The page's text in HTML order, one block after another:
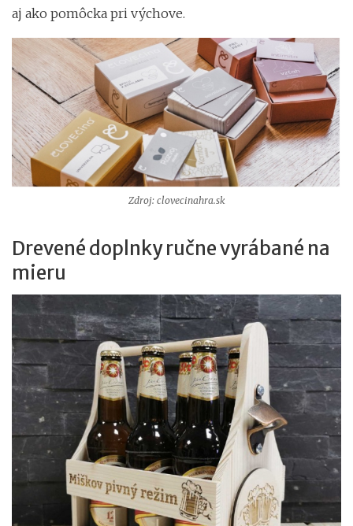
aj ako pomôcka pri výchove.
Zdroj: clovecinahra.sk
Drevené doplnky ručne vyrábané na
mieru